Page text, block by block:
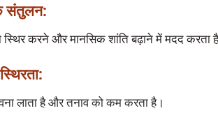
संतुलन: